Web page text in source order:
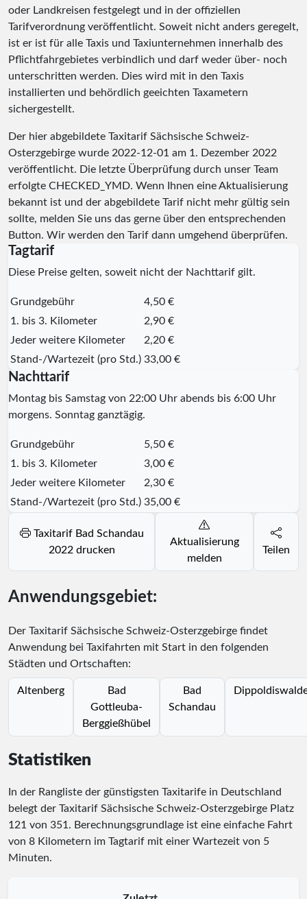
oder Landkreisen festgelegt und in der offiziellen
Tarifverordnung veröffentlicht. Soweit nicht anders geregelt,
ist er ist für alle Taxis und Taxiunternehmen innerhalb des
Pflichtfahrgebietes verbindlich und darf weder über- noch
unterschritten werden. Dies wird mit in den Taxis
installierten und behördlich geeichten Taxametern
sichergestellt.
Der hier abgebildete Taxitarif Sächsische Schweiz-
Osterzgebirge wurde 2022-12-01 am 1. Dezember 2022
veröffentlicht. Die letzte Überprüfung durch unser Team
erfolgte CHECKED_YMD. Wenn Ihnen eine Aktualisierung
bekannt ist und der abgebildete Tarif nicht mehr gültig sein
sollte, melden Sie uns das gerne über den entsprechenden
Button. Wir werden den Tarif dann umgehend überprüfen.
Tagtarif
Diese Preise gelten, soweit nicht der Nachttarif gilt.
Grundgebühr
4,50 €
1. bis 3. Kilometer
2,90 €
Jeder weitere Kilometer
2,20 €
Stand-/Wartezeit (pro Std.) 33,00 €
Nachttarif
Montag bis Samstag von 22:00 Uhr abends bis 6:00 Uhr
morgens. Sonntag ganztägig.
Grundgebühr
5,50 €
1. bis 3. Kilometer
3,00 €
Jeder weitere Kilometer
2,30 €
Stand-/Wartezeit (pro Std.) 35,00 €
Taxitarif Bad Schandau
2022 drucken
Aktualisierung
melden
Teilen
Anwendungsgebiet:
Der Taxitarif Sächsische Schweiz-Osterzgebirge findet
Anwendung bei Taxifahrten mit Start in den folgenden
Städten und Ortschaften:
Altenberg
Bad
Gottleuba-
Berggießhübel
Bad
Schandau
Statistiken
In der Rangliste der günstigsten Taxitarife in Deutschland
belegt der Taxitarif Sächsische Schweiz-Osterzgebirge Platz
121 von 351. Berechnungsgrundlage ist eine einfache Fahrt
von 8 Kilometern im Tagtarif mit einer Wartezeit von 5
Minuten.